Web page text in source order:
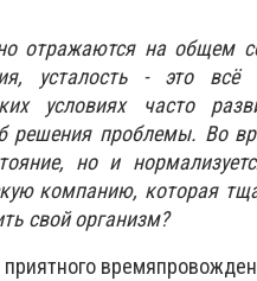
отражаются на общем
усталость - это
условиях часто
решения проблемы. Во
но и
компанию, которая
свой организм?